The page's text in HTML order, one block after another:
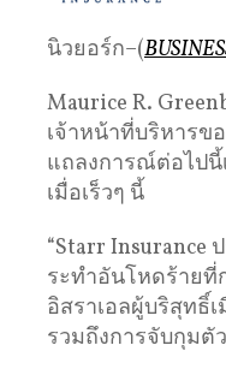
นิวยอร์ก–(
Maurice R.
เจ้าหน้าที่บริหารข
แถลงการณ์ต่อไปนี้
เมื่อเร็วๆ นี้
“Starr Insurance
ระทำอันโหดร้าย
อิสราเอลผู้บริสุทธิ์
รวมถึงการจับกุมตั